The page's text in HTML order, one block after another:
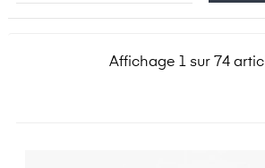
Affichage 1 sur 74